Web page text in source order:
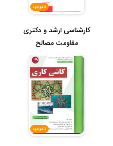
ناموجود
کارشناسی ارشد و دکتری
مقاومت مصالح
ناموجود